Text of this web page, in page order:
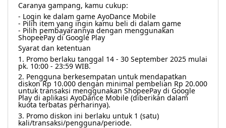
Caranya gampang, kamu cukup:
- Login ke dalam game AyoDance Mobile
- Pilih item yang ingin kamu beli di dalam game
- Pilih pembayarannya dengan menggunakan
ShopeePay di Google Play
Syarat dan ketentuan
1. Promo berlaku tanggal 14 - 30 September 2025 mulai
pk. 10:00 - 23:59 WIB.
2. Pengguna berkesempatan untuk mendapatkan
diskon Rp 10.000 dengan minimal pembelian Rp 20.000
untuk transaksi menggunakan ShopeePay di Google
Play di aplikasi AyoDance Mobile (diberikan dalam
kuota terbatas perharinya).
3. Promo diskon ini berlaku untuk 1 (satu)
kali/transaksi/pengguna/periode.